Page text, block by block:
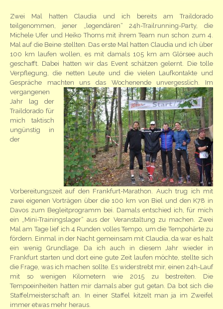
Zwei Mal hatten Claudia und ich bereits am Traildorado
teilgenommen, jener „legendären“ 24h-Trailrunning-Party, die
Michele Ufer und Heiko Thoms mit ihrem Team nun schon zum 4.
Mal auf die Beine stellten. Das erste Mal hatten Claudia und ich über
100 km laufen wollen, es mit damals 105 km am Glörsee auch
geschafft. Dabei hatten wir das Event schätzen gelernt. Die tolle
Verpflegung, die netten Leute und die vielen Laufkontakte und
Gespräche machten uns das Wochenende unvergesslich. Im
vergangenen
Jahr lag der
Traildorado für
mich taktisch
ungünstig in
der
Vorbereitungszeit auf den Frankfurt-Marathon. Auch trug ich mit
zwei eigenen Vorträgen über die 100 km von Biel und den K78 in
Davos zum Begleitprogramm bei. Damals entschied ich, für mich
ein „Mini-Trainingslager“ aus der Veranstaltung zu machen. Zwei
Mal am Tage lief ich 4 Runden volles Tempo, um die Tempohärte zu
fördern. Einmal in der Nacht gemeinsam mit Claudia, da war es halt
ein wenig Grundlage. Da ich auch in diesem Jahr wieder in
Frankfurt starten und dort eine gute Zeit laufen möchte, stellte sich
die Frage, was ich machen sollte. Es widerstrebt mir, einen 24h-Lauf
mit so wenigen Kilometern wie 2015 zu bestreiten. Die
Tempoeinheiten hatten mir damals aber gut getan. Da bot sich die
Staffelmeisterschaft an. In einer Staffel kitzelt man ja im Zweifel
immer etwas mehr heraus.